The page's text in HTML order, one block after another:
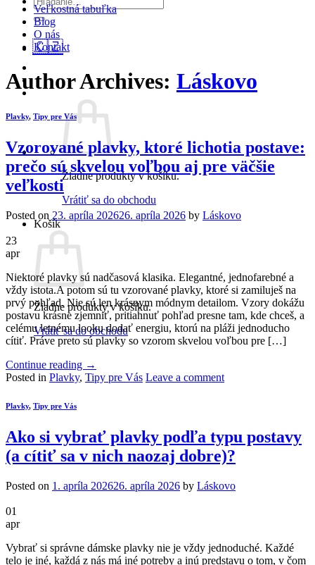
🇨🇿
Žiadne produkty v košíku.
Vrátiť sa do obchodu
Košík
Žiadne produkty v košíku.
Vrátiť sa do obchodu
Veľkostná tabuľka
Blog
O nás
Kontakt
Author Archives: Láskovo
Plavky, Tipy pre Vás
Vzorované plavky, ktoré lichotia postave:
prečo sú skvelou voľbou aj pre väčšie
veľkosti
Posted on 23. apríla 202626. apríla 2026 by Láskovo
23
apr
Niektoré plavky sú nadčasová klasika. Elegantné, jednofarebné a
vždy istota.A potom sú tu vzorované plavky, ktoré si zamiluješ na
prvý pohľad. Nie sú len krásnym módnym detailom. Vzory dokážu
postavu krásne zjemniť, pritiahnuť pohľad presne tam, kde chceš, a
celému letnému looku dodať energiu, ktorú na pláži jednoducho
cítiť. Práve preto sú plavky so vzorom skvelou voľbou pre […]
Continue reading →
Posted in Plavky, Tipy pre Vás Leave a comment
Plavky, Tipy pre Vás
Ako si vybrať plavky podľa typu postavy
(a cítiť sa v nich naozaj dobre)?
Posted on 1. apríla 202626. apríla 2026 by Láskovo
01
apr
Vybrať si správne dámske plavky nie je vždy jednoduché. Každé
telo je iné, každá z nás má iné potreby a inú predstavu o tom, v čom